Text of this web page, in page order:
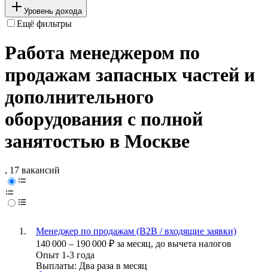
Уровень дохода
Ещё фильтры
Работа менеджером по
продажам запасных частей и
дополнительного
оборудования с полной
занятостью в Москве
, 17 вакансий
Менеджер по продажам (B2B / входящие заявки)
140 000 – 190 000 ₽ за месяц, до вычета налогов
Опыт 1-3 года
Выплаты: Два раза в месяц